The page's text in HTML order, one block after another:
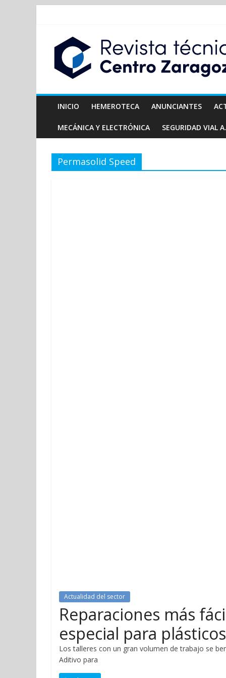
INICIO HEMEROTECA ANUNCIANTES
MECÁNICA Y ELECTRÓNICA SEGURIDAD VIAL
Permasolid Speed
Actualidad del sector
Reparaciones más
especial para plásticos
Los talleres con un gran volumen de trabajo se
Aditivo para